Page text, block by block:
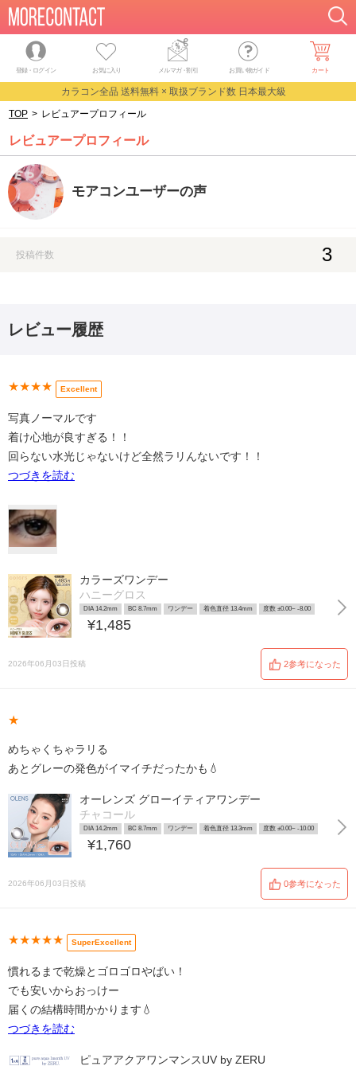
登録・ログイン お気に入り メルマガ・割引 お買い物ガイド カート
カラコン全品 送料無料 × 取扱ブランド数 日本最大級
TOP > レビュアープロフィール
レビュアープロフィール
モアコンユーザーの声
投稿件数 3
レビュー履歴
★★★★ Excellent
写真ノーマルです
着け心地が良すぎる！！
回らない水光じゃないけど全然ラリんないです！！
つづきを読む
カラーズワンデー
ハニーグロス
DIA 14.2mm BC 8.7mm ワンデー 着色直径 13.4mm 度数 ±0.00~ -8.00
¥1,485
2026年06月03日投稿 2参考になった
★
めちゃくちゃラリる
あとグレーの発色がイマイチだったかも💧
オーレンズ グローイティアワンデー
チャコール
DIA 14.2mm BC 8.7mm ワンデー 着色直径 13.3mm 度数 ±0.00~ -10.00
¥1,760
2026年06月03日投稿 0参考になった
★★★★★ SuperExcellent
慣れるまで乾燥とゴロゴロやばい！
でも安いからおっけー
届くの結構時間かかります💧
つづきを読む
ピュアアクアワンマンスUV by ZERU